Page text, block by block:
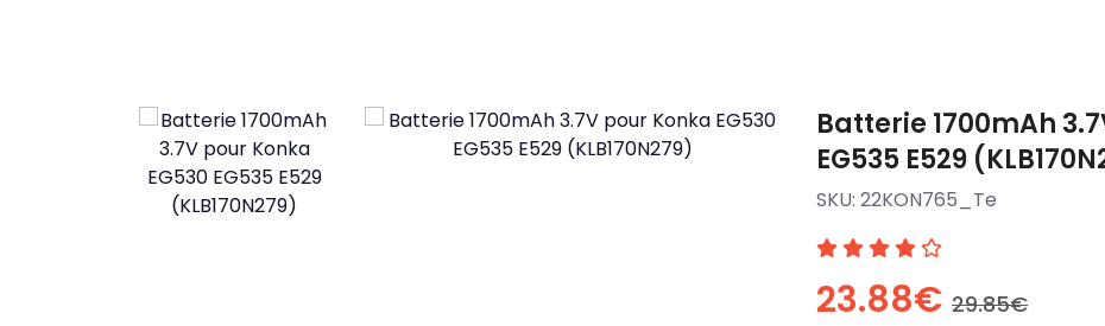
Batterie 1700mAh
EG535 E529
SKU: 22KON765_Te
23.88€ 29.85€